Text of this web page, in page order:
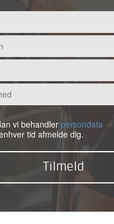
vi behandlerpersondata
tid afmelde dig.